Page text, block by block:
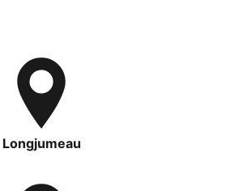
Longjumeau